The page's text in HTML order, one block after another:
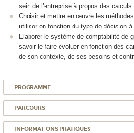
sein de l’entreprise à propos des calculs
Choisir et mettre en œuvre les
utiliser en fonction du type de décision à
Elaborer le système de comptabilité de
savoir le faire évoluer en fonction des
de son contexte, de ses besoins et
PROGRAMME
PARCOURS
INFORMATIONS PRATIQUES